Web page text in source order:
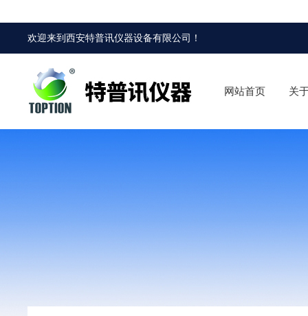
欢迎来到西安特普讯仪器设备有限公司 ！
网站首页 关